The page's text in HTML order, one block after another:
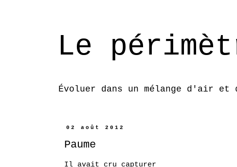
Le
Évoluer dans un mélange d'air et
02 août 2012
Paume
Il avait cru capturer